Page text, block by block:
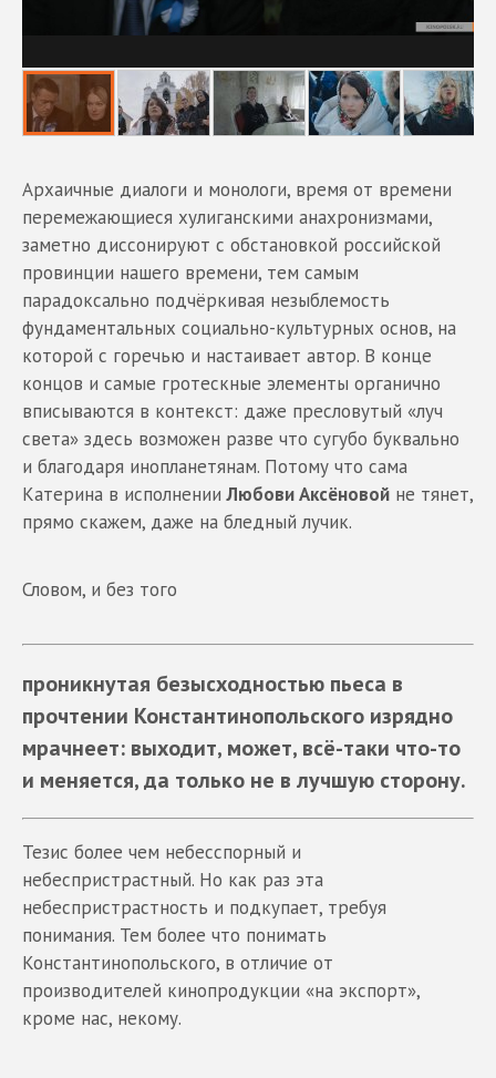
Архаичные диалоги и монологи, время от времени
перемежающиеся хулиганскими анахронизмами,
заметно диссонируют с обстановкой российской
провинции нашего времени, тем самым
парадоксально подчёркивая незыблемость
фундаментальных социально-культурных основ, на
которой с горечью и настаивает автор. В конце
концов и самые гротескные элементы органично
вписываются в контекст: даже пресловутый «луч
света» здесь возможен разве что сугубо буквально
и благодаря инопланетянам. Потому что сама
Катерина в исполненииЛюбови Аксёновой не тянет,
прямо скажем, даже на бледный лучик.
Словом, и без того
проникнутая безысходностью пьеса в
прочтении Константинопольского изрядно
мрачнеет: выходит, может, всё-таки что-то
и меняется, да только не в лучшую сторону.
Тезис более чем небесспорный и
небеспристрастный. Но как раз эта
небеспристрастность и подкупает, требуя
понимания. Тем более что понимать
Константинопольского, в отличие от
производителей кинопродукции «на экспорт»,
кроме нас, некому.